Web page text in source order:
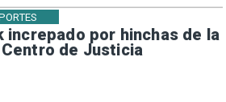
increpado por hinchas de la
Centro de Justicia